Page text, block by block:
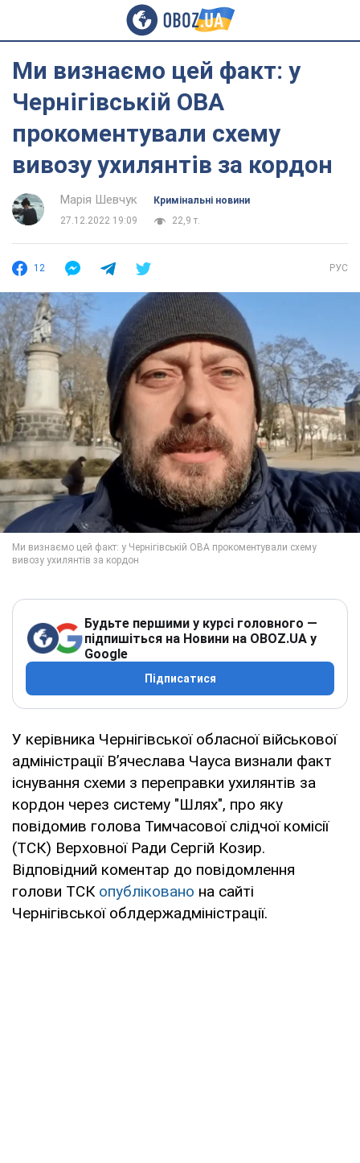
Ми визнаємо цей факт: у
Чернігівській ОВА
прокоментували схему
вивозу ухилянтів за кордон
Марія Шевчук
Кримінальні новини
27.12.2022 19:09
22,9 т.
12 РУС
Будьте першими у курсі головного —
підпишіться на Новини на OBOZ.UA у
Google
Підписатися
У керівника Чернігівської обласної військової
адміністрації В’ячеслава Чауса визнали факт
існування схеми з переправки ухилянтів за
кордон через систему "Шлях", про яку
повідомив голова Тимчасової слідчої комісії
(ТСК) Верховної Ради Сергій Козир.
Відповідний коментар до повідомлення
голови ТСК опубліковано на сайті
Чернігівської облдержадміністрації.